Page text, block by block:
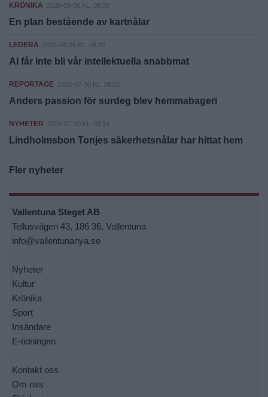
KRÖNIKA 2026-08-06 KL. 08:30
En plan bestående av kartnålar
LEDERA 2026-08-06 KL. 08:30
AI får inte bli vår intellektuella snabbmat
REPORTAGE 2026-07-30 KL. 08:51
Anders passion för surdeg blev hemmabageri
NYHETER 2026-07-30 KL. 08:51
Lindholmsbon Tonjes säkerhetsnålar har hittat hem
Fler nyheter
Vallentuna Steget AB
Tellusvägen 43, 186 36, Vallentuna
info@vallentunanya.se
Nyheter
Kultur
Krönika
Sport
Insändare
E-tidningen
Kontakt oss
Om oss